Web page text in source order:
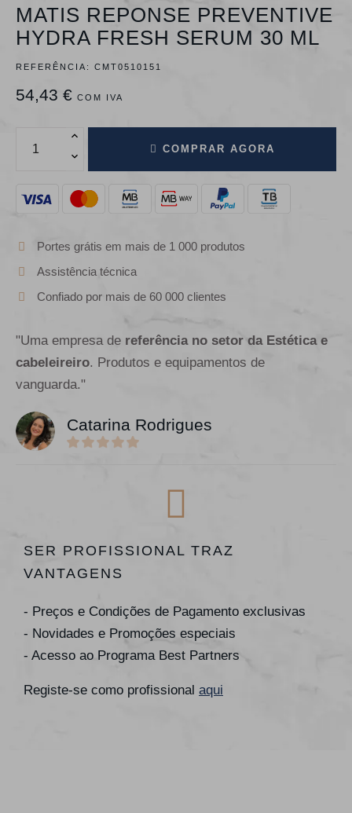
MATIS REPONSE PREVENTIVE
HYDRA FRESH SERUM 30 ML
REFERÊNCIA: CMT0510151
54,43 € COM IVA
COMPRAR AGORA
Portes grátis em mais de 1 000 produtos
Assistência técnica
Confiado por mais de 60 000 clientes
"Uma empresa de referência no setor da Estética e
cabeleireiro. Produtos e equipamentos de
vanguarda."
Catarina Rodrigues
SER PROFISSIONAL TRAZ
VANTAGENS
- Preços e Condições de Pagamento exclusivas
- Novidades e Promoções especiais
- Acesso ao Programa Best Partners
Registe-se como profissional aqui